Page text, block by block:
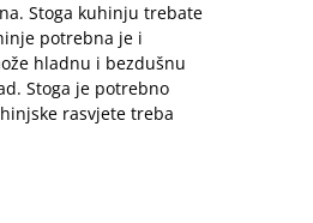
Stoga kuhinju trebate
potrebna je i
hladnu i bezdušnu
Stoga je potrebno
rasvjete treba